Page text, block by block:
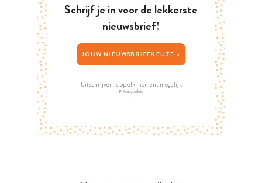
Schrijf je in voor de lekkerste
nieuwsbrief!
JOUW NIEUWSBRIEFKEUZE >
Uitschrijven is op elk moment mogelijk
Privacybeleid